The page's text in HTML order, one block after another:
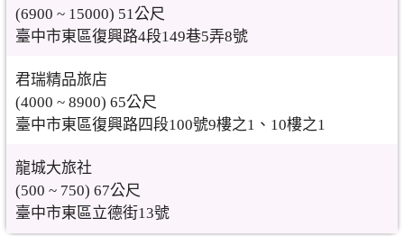
(6900 ~ 15000) 51公尺
臺中市東區復興路4段149巷5弄8號
君瑞精品旅店
(4000 ~ 8900) 65公尺
臺中市東區復興路四段100號9樓之1、10樓之1
龍城大旅社
(500 ~ 750) 67公尺
臺中市東區立德街13號